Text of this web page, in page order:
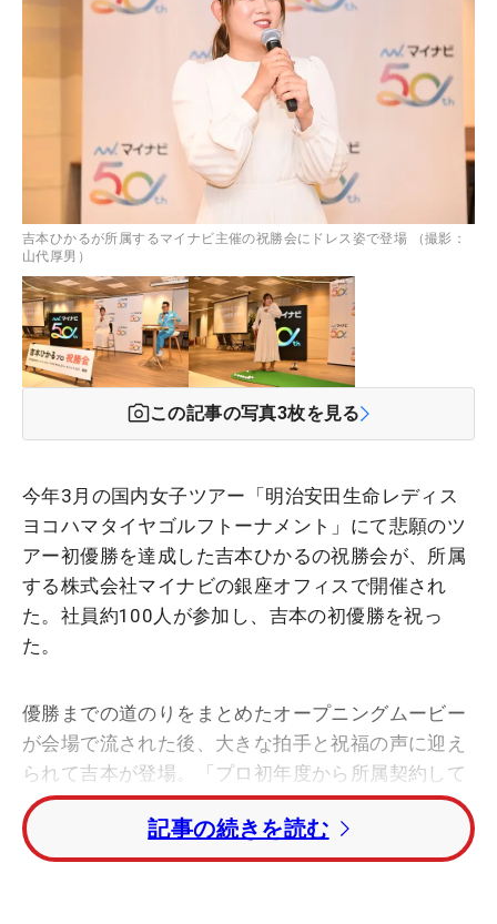
吉本ひかるが所属するマイナビ主催の祝勝会にドレス姿で登場 （撮影：
山代厚男）
この記事の写真3枚を見る
今年3月の国内女子ツアー「明治安田生命レディス
ヨコハマタイヤゴルフトーナメント」にて悲願のツ
アー初優勝を達成した吉本ひかるの祝勝会が、所属
する株式会社マイナビの銀座オフィスで開催され
た。社員約100人が参加し、吉本の初優勝を祝っ
た。
優勝までの道のりをまとめたオープニングムービー
が会場で流された後、大きな拍手と祝福の声に迎え
られて吉本が登場。「プロ初年度から所属契約して
いただき、やっと優勝を報告することができて嬉し
く思います。今日はすごく楽しみにしていたので皆
さんと楽しい時間を過ごせたらなと思っています」
記事の続きを読む